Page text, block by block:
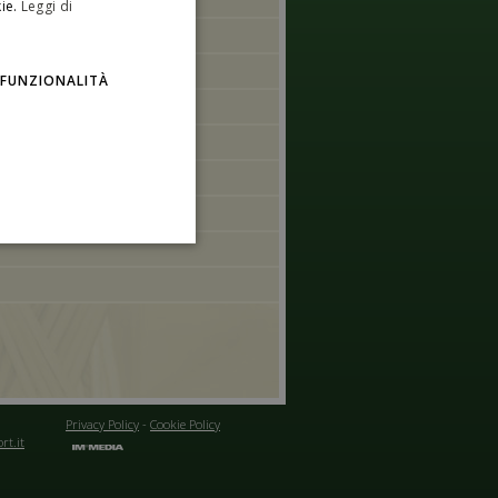
Privacy Policy - Cookie Policy
Leggi di
FUNZIONALITÀ